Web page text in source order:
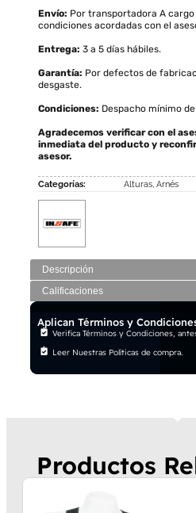
Descripción
Calificaciones
Envío: Por transportadora A
condiciones acordadas con el
Entrega: 3 a 5 días hábiles.
Garantía: Por defectos de
desgaste.
Condiciones: Despacho mínimo
Agradecemos verificar con el
inmediata del producto y
asesor.
Categorías: Alturas, Arnés
Aplican Términos y
Verifica Términos y Condiciones,
Leer Nuestras Políticas de compra.
Productos